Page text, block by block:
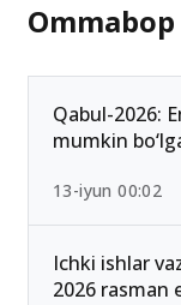
Ommabop
Qabul-2026:
mumkin
13-iyun 00:02
Ichki ishlar
2026 rasman